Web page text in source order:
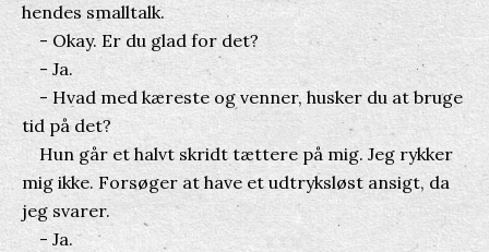
hendes smalltalk.
- Okay. Er du glad for det?
- Ja.
- Hvad med kæreste og venner, husker du at bruge
tid på det?
Hun går et halvt skridt tættere på mig. Jeg rykker
mig ikke. Forsøger at have et udtryksløst ansigt, da
jeg svarer.
- Ja.